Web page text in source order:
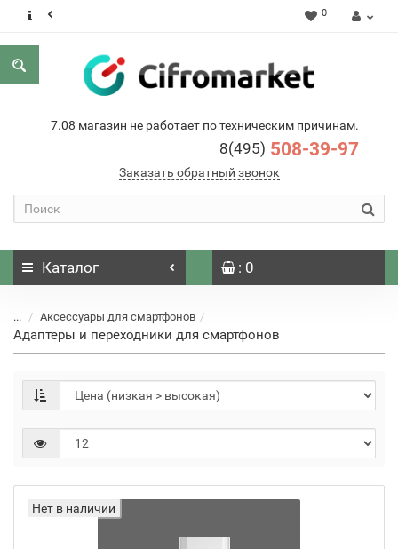
0
7.08 магазин не работает по техническим причинам.
8(495) 508-39-97
Заказать обратный звонок
Каталог : 0
... Аксессуары для смартфонов
Адаптеры и переходники для смартфонов
Нет в наличии